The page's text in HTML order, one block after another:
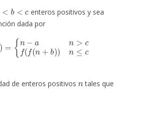
<
enteros positivos y sea
dada por
n− ≤
de enteros positivos tales que